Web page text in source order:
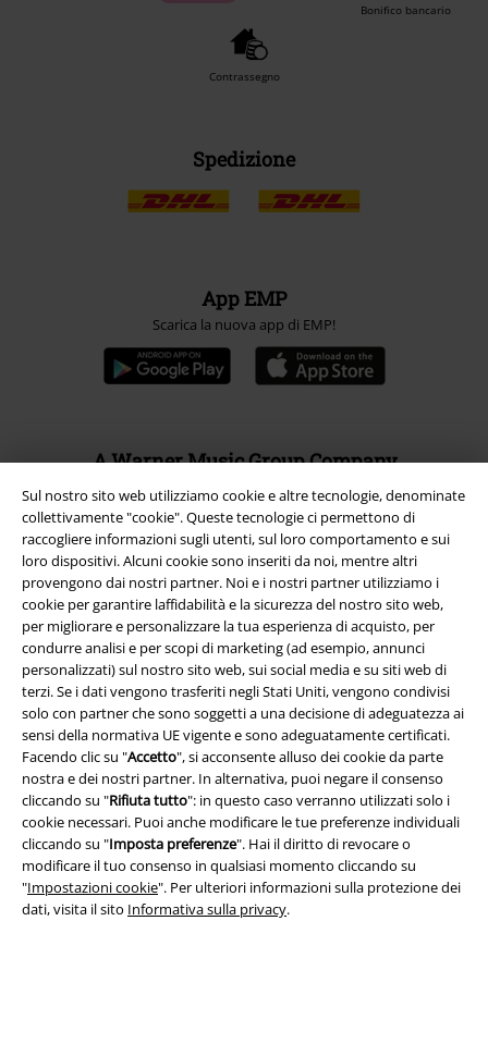
Sul nostro sito web utilizziamo cookie e altre tecnologie, denominate
collettivamente "cookie". Queste tecnologie ci permettono di
raccogliere informazioni sugli utenti, sul loro comportamento e sui
loro dispositivi. Alcuni cookie sono inseriti da noi, mentre altri
provengono dai nostri partner. Noi e i nostri partner utilizziamo i
cookie per garantire laffidabilità e la sicurezza del nostro sito web,
per migliorare e personalizzare la tua esperienza di acquisto, per
condurre analisi e per scopi di marketing (ad esempio, annunci
personalizzati) sul nostro sito web, sui social media e su siti web di
terzi. Se i dati vengono trasferiti negli Stati Uniti, vengono condivisi
solo con partner che sono soggetti a una decisione di adeguatezza ai
sensi della normativa UE vigente e sono adeguatamente certificati.
Facendo clic su "Accetto", si acconsente alluso dei cookie da parte
nostra e dei nostri partner. In alternativa, puoi negare il consenso
cliccando su "Rifiuta tutto": in questo caso verranno utilizzati solo i
cookie necessari. Puoi anche modificare le tue preferenze individuali
cliccando su "Imposta preferenze". Hai il diritto di revocare o
modificare il tuo consenso in qualsiasi momento cliccando su
"Impostazioni cookie". Per ulteriori informazioni sulla protezione dei
dati, visita il sito Informativa sulla privacy.
Bonifico bancario
Contrassegno
Spedizione
App EMP
Scarica la nuova app di EMP!
A Warner Music Group Company
Info legali
Termini & Condizioni
Redazione
Legge sulla Privacy